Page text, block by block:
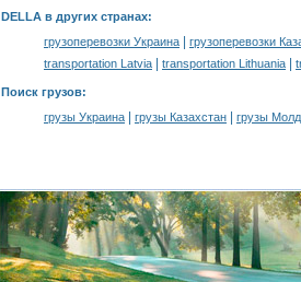
DELLA в других странах:
грузоперевозки Украина
грузоперевозки
transportation Latvia transportation Lithuania
Поиск грузов:
грузы Украина
грузы Казахстан грузы